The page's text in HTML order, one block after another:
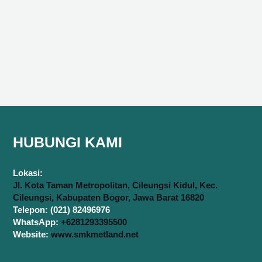
HUBUNGI KAMI
Lokasi:
Jl. Kota Taman Metropolitan, Cileungsi Kidul, Kec.
Cileungsi, Kabupaten Bogor, Jawa Barat 16820
Telepon: (021) 82496976
WhatsApp: +6281293395500
Website: www.smkmetland.net